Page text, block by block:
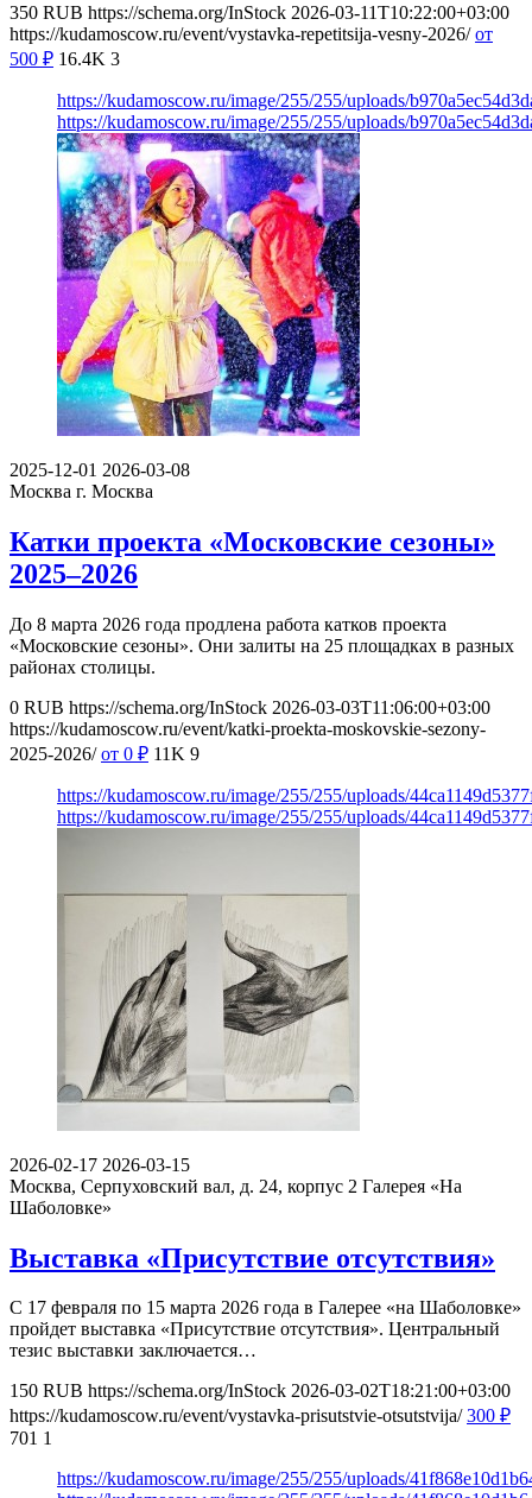
350 RUB https://schema.org/InStock 2026-03-11T10:22:00+03:00
https://kudamoscow.ru/event/vystavka-repetitsija-vesny-2026/ от
500 ₽ 16.4K 3
https://kudamoscow.ru/image/255/255/uploads/
https://kudamoscow.ru/image/255/255/uploads/
2025-12-01 2026-03-08
Москва г. Москва
Катки проекта «Московские сезоны»
2025–2026
До 8 марта 2026 года продлена работа катков проекта
«Московские сезоны». Они залиты на 25 площадках в разных
районах столицы.
0 RUB https://schema.org/InStock 2026-03-03T11:06:00+03:00
https://kudamoscow.ru/event/katki-proekta-moskovskie-sezony-
2025-2026/ от 0 ₽ 11K 9
https://kudamoscow.ru/image/255/255/uploads/
https://kudamoscow.ru/image/255/255/uploads/
2026-02-17 2026-03-15
Москва, Серпуховский вал, д. 24, корпус 2 Галерея «На
Шаболовке»
Выставка «Присутствие отсутствия»
С 17 февраля по 15 марта 2026 года в Галерее «на Шаболовке»
пройдет выставка «Присутствие отсутствия». Центральный
тезис выставки заключается…
150 RUB https://schema.org/InStock 2026-03-02T18:21:00+03:00
https://kudamoscow.ru/event/vystavka-prisutstvie-otsutstvija/ 300 ₽
701 1
https://kudamoscow.ru/image/255/255/uploads/